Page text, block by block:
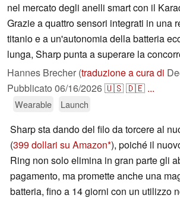
nel mercato degli anelli smart con il
Grazie a quattro sensori integrati in una
titanio e a un'autonomia della batteria
lunga, Sharp punta a superare la
Hannes Brecher (traduzione a cura di
Pubblicato 06/16/2026🇺🇸🇩🇪 ...
Wearable Launch
Sharp sta dando del filo da torcere al
(399 dollari su Amazon ), poiché il
Ring non solo elimina in gran parte gli
pagamento, ma promette anche una
batteria, fino a 14 giorni con un utilizzo